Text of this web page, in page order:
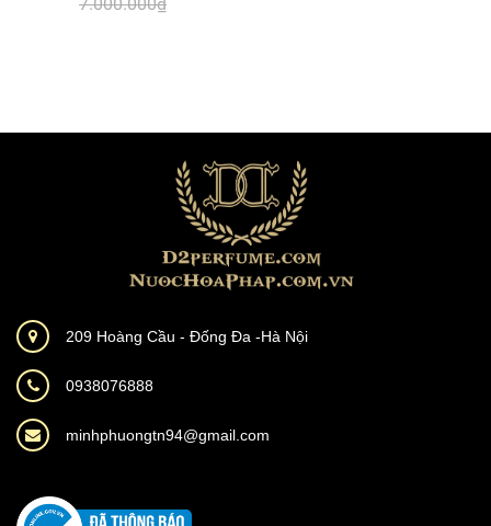
209 Hoàng Cầu - Đống Đa -Hà Nội
0938076888
minhphuongtn94@gmail.com